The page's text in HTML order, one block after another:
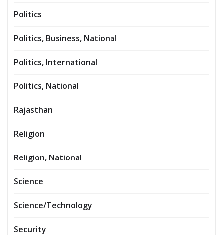
Politics
Politics, Business, National
Politics, International
Politics, National
Rajasthan
Religion
Religion, National
Science
Science/Technology
Security